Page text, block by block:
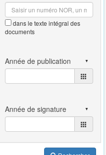
dans le texte intégral des
documents